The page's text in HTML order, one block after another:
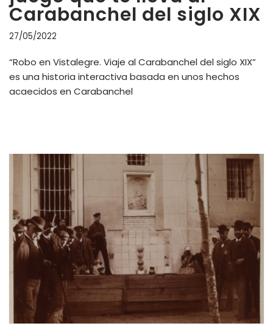
Carabanchel del siglo XIX
27/05/2022
“Robo en Vistalegre. Viaje al Carabanchel del siglo XIX”
es una historia interactiva basada en unos hechos
acaecidos en Carabanchel